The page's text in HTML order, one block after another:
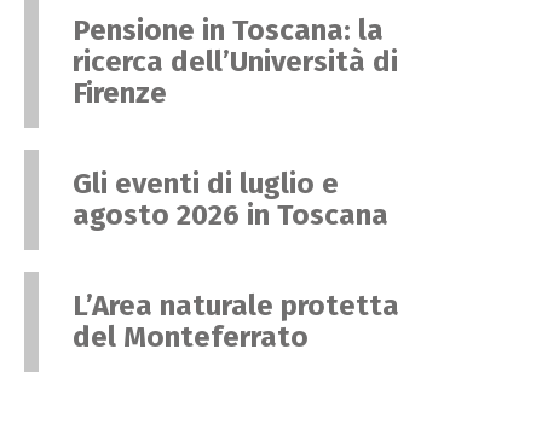
Pensione in Toscana: la
ricerca dell’Università di
Firenze
Gli eventi di luglio e
agosto 2026 in Toscana
L’Area naturale protetta
del Monteferrato